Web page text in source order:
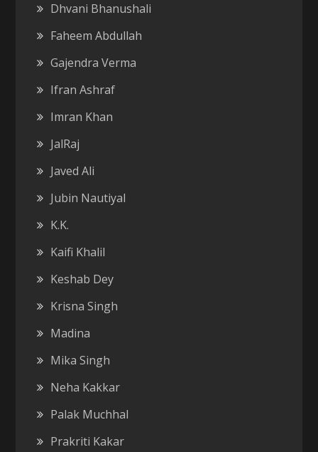
Dhvani Bhanushali
Faheem Abdullah
Gajendra Verma
Ifran Ashraf
Imran Khan
JalRaj
Javed Ali
Jubin Nautiyal
K.K.
Kaifi Khalil
Keshab Dey
Krisna Singh
Madina
Mika Singh
Neha Kakkar
Palak Muchhal
Prakriti Kakar